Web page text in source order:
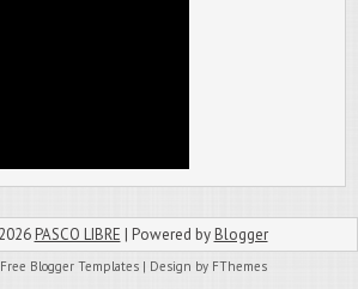
2026 PASCO LIBRE | Powered by Blogger
Free Blogger Templates | Design by FThemes